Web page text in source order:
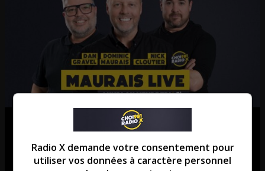
Maurais Live – Intégral du 07-08-
2026
Radio X demande votre consentement pour
utiliser vos données à caractère personnel